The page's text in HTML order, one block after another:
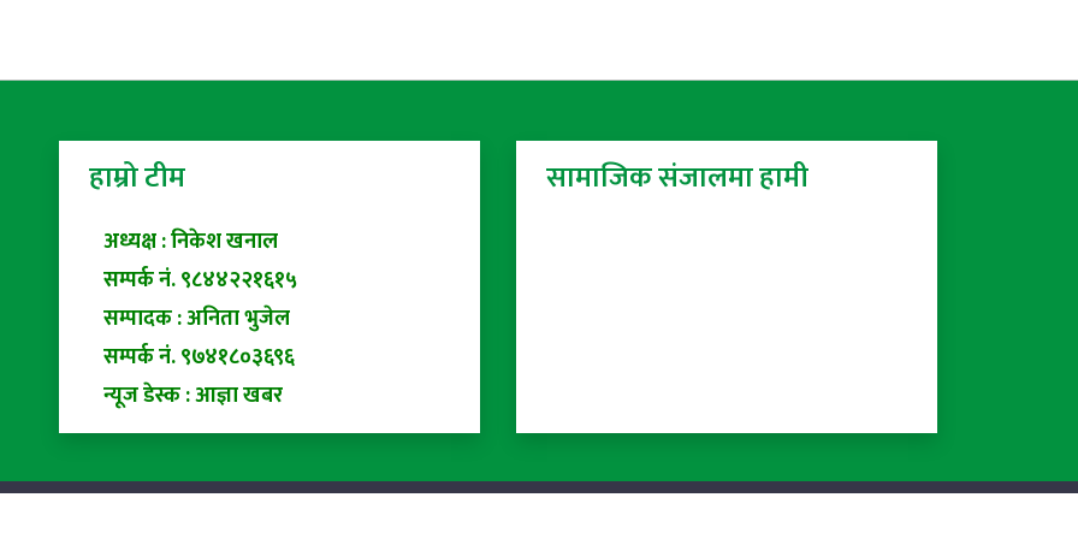
हाम्रो टीम
अध्यक्ष : निकेश खनाल
सम्पर्क नं. ९८४४२२१६१५
सम्पादक : अनिता भुजेल
सम्पर्क नं. ९७४१८०३६९६
न्यूज डेस्क : आज्ञा खबर
सामाजिक संजालमा हामी